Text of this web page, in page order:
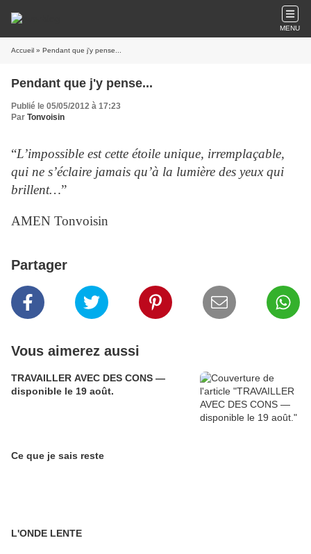
MENU
Accueil » Pendant que j'y pense...
Pendant que j'y pense...
Publié le 05/05/2012 à 17:23
Par Tonvoisin
“L’impossible est cette étoile unique, irremplaçable,
qui ne s’éclaire jamais qu’à la lumière des yeux qui
brillent…”
AMEN Tonvoisin
Partager
Vous aimerez aussi
TRAVAILLER AVEC DES CONS —
disponible le 19 août.
Ce que je sais reste
L'ONDE LENTE